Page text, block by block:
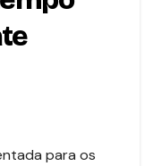
para os